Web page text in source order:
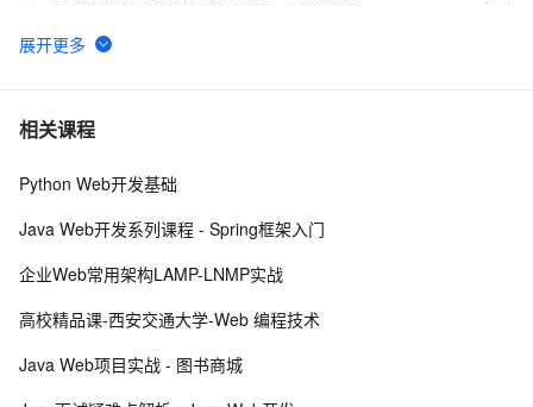
6
Web性能优化工具WebPageTest（三）——本地部署
7 高性能web建站规则（CDN）
8 Python：使用PyJWT实现JSON Web Tokens加密解密
10RDIFramework.NET开发实例━表约束条件权限的使用-
相关课程
Python Web开发基础
Java Web开发系列课程 - Spring框架入门
企业Web常用架构LAMP-LNMP实战
高校精品课-西安交通大学-Web 编程技术
Java Web项目实战 - 图书商城